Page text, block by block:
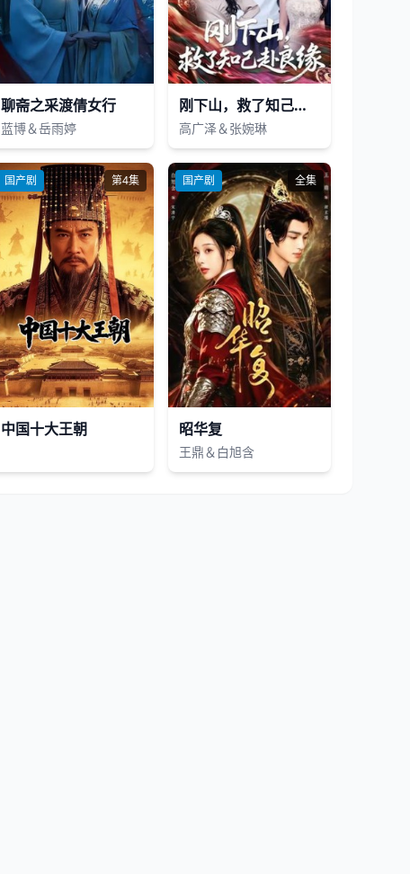
聊斋之采渡倩女行
蓝博＆岳雨婷
刚下山，救了知己赴良缘
高广泽＆张婉琳
国产剧 第4集
中国十大王朝
国产剧 全集
昭华复
王鼎＆白旭含